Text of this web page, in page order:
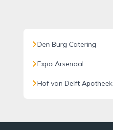
Den Burg Catering
Expo Arsenaal
Hof van Delft Apotheek